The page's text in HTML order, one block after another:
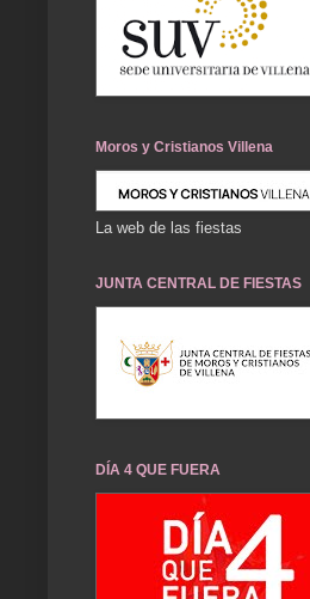
Moros y Cristianos Villena
La web de las fiestas
JUNTA CENTRAL DE FIESTAS
DÍA 4 QUE FUERA